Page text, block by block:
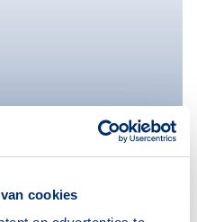
cookies